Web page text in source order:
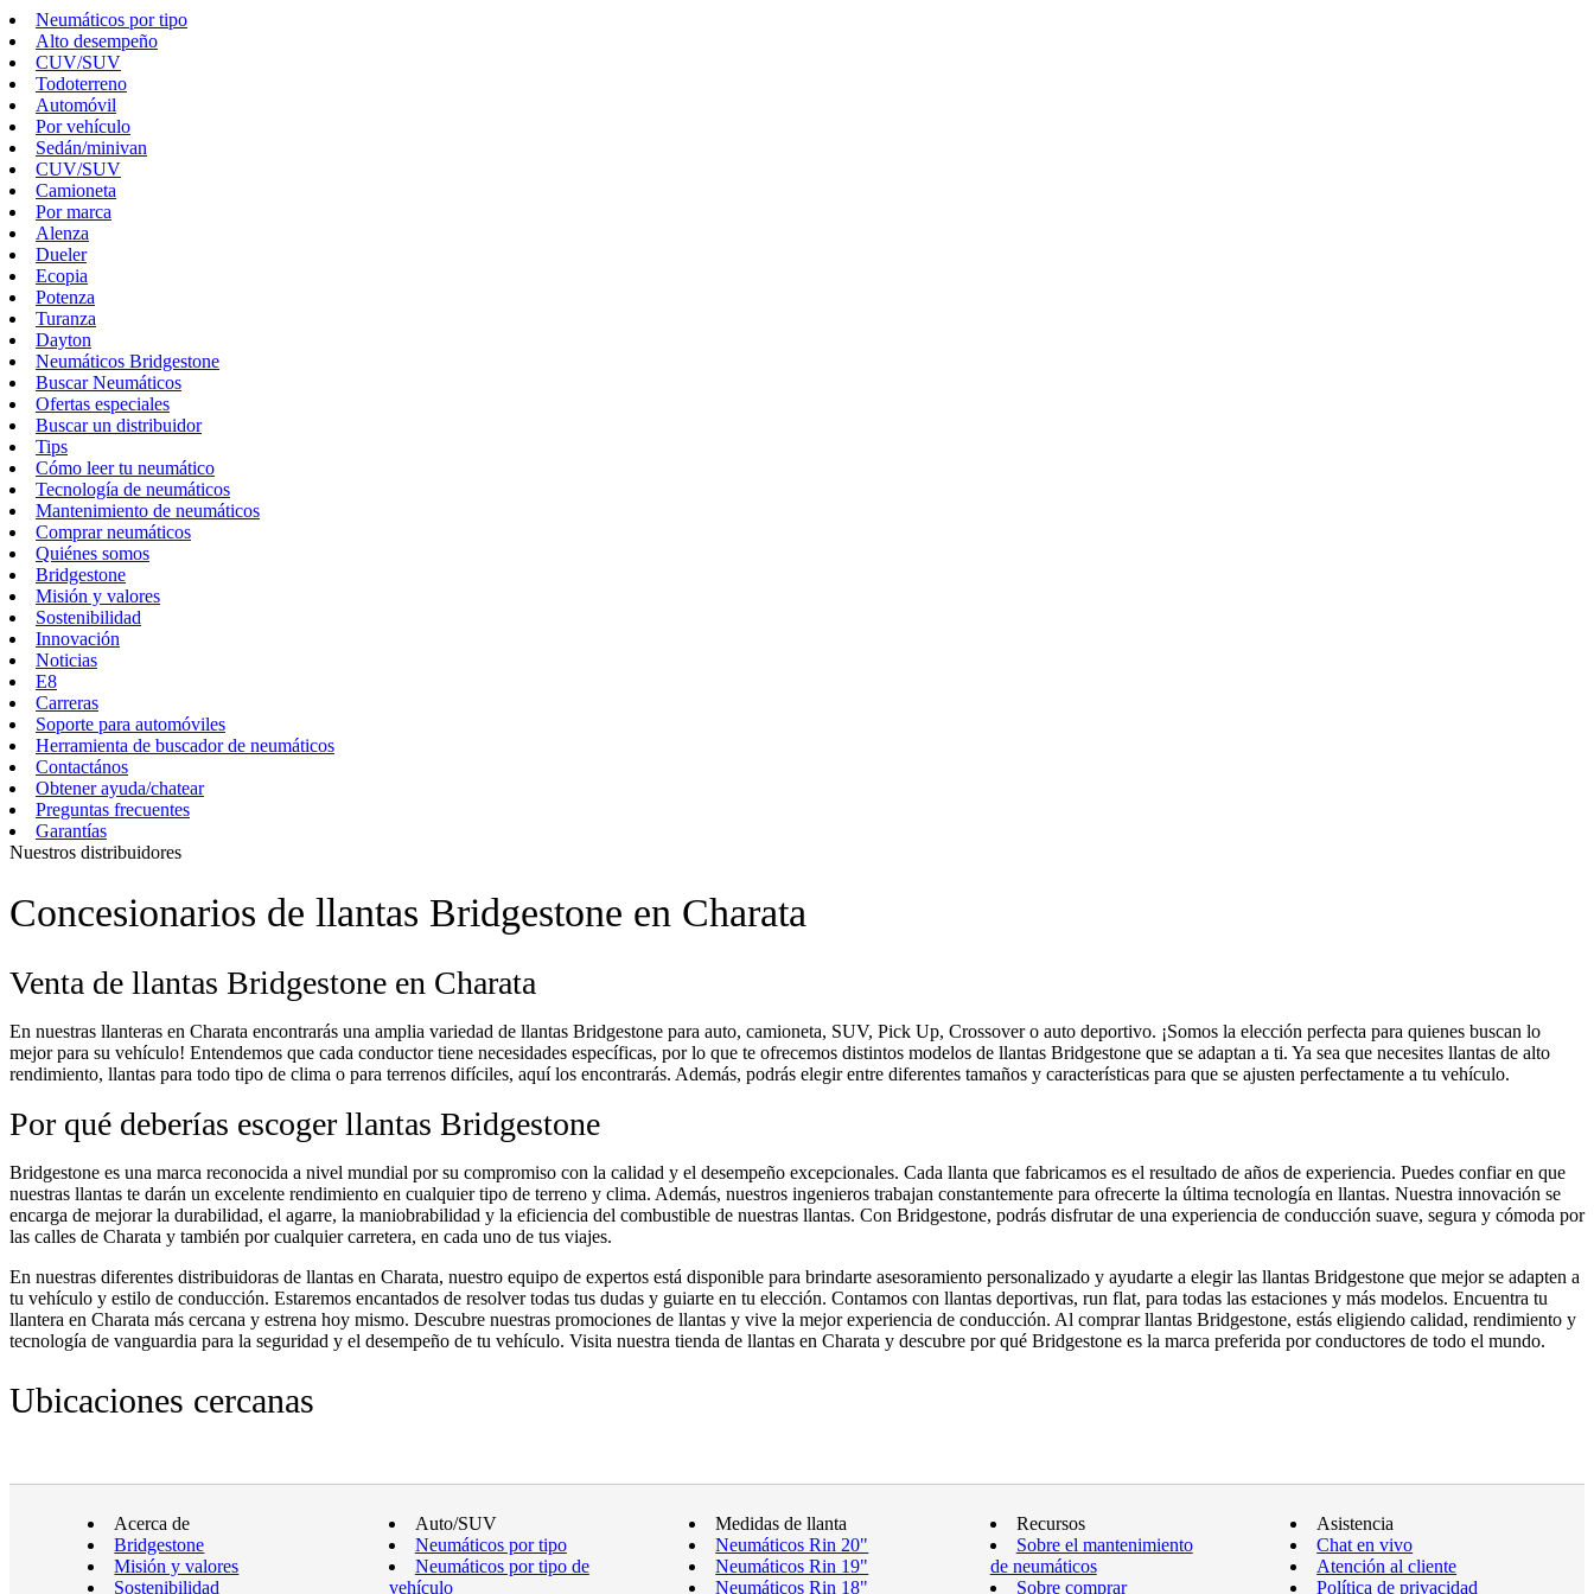
Neumáticos por tipo
Alto desempeño
CUV/SUV
Todoterreno
Automóvil
Por vehículo
Sedán/minivan
CUV/SUV
Camioneta
Por marca
Alenza
Dueler
Ecopia
Potenza
Turanza
Dayton
Neumáticos Bridgestone
Buscar Neumáticos
Ofertas especiales
Buscar un distribuidor
Tips
Cómo leer tu neumático
Tecnología de neumáticos
Mantenimiento de neumáticos
Comprar neumáticos
Quiénes somos
Bridgestone
Misión y valores
Sostenibilidad
Innovación
Noticias
E8
Carreras
Soporte para automóviles
Herramienta de buscador de neumáticos
Contactános
Obtener ayuda/chatear
Preguntas frecuentes
Garantías
Nuestros distribuidores
Concesionarios de llantas Bridgestone en Charata
Venta de llantas Bridgestone en Charata
En nuestras llanteras en Charata encontrarás una amplia variedad de llantas Bridgestone para auto, camioneta, SUV, Pick Up, Crossover o auto deportivo. ¡Somos la elección perfecta para quienes buscan lo
mejor para su vehículo! Entendemos que cada conductor tiene necesidades específicas, por lo que te ofrecemos distintos modelos de llantas Bridgestone que se adaptan a ti. Ya sea que necesites llantas de alto
rendimiento, llantas para todo tipo de clima o para terrenos difíciles, aquí los encontrarás. Además, podrás elegir entre diferentes tamaños y características para que se ajusten perfectamente a tu vehículo.
Por qué deberías escoger llantas Bridgestone
Bridgestone es una marca reconocida a nivel mundial por su compromiso con la calidad y el desempeño excepcionales. Cada llanta que fabricamos es el resultado de años de experiencia. Puedes confiar en que
nuestras llantas te darán un excelente rendimiento en cualquier tipo de terreno y clima. Además, nuestros ingenieros trabajan constantemente para ofrecerte la última tecnología en llantas. Nuestra innovación se
encarga de mejorar la durabilidad, el agarre, la maniobrabilidad y la eficiencia del combustible de nuestras llantas. Con Bridgestone, podrás disfrutar de una experiencia de conducción suave, segura y cómoda por
las calles de Charata y también por cualquier carretera, en cada uno de tus viajes.
En nuestras diferentes distribuidoras de llantas en Charata, nuestro equipo de expertos está disponible para brindarte asesoramiento personalizado y ayudarte a elegir las llantas Bridgestone que mejor se adapten a
tu vehículo y estilo de conducción. Estaremos encantados de resolver todas tus dudas y guiarte en tu elección. Contamos con llantas deportivas, run flat, para todas las estaciones y más modelos. Encuentra tu
llantera en Charata más cercana y estrena hoy mismo. Descubre nuestras promociones de llantas y vive la mejor experiencia de conducción. Al comprar llantas Bridgestone, estás eligiendo calidad, rendimiento y
tecnología de vanguardia para la seguridad y el desempeño de tu vehículo. Visita nuestra tienda de llantas en Charata y descubre por qué Bridgestone es la marca preferida por conductores de todo el mundo.
Ubicaciones cercanas
Acerca de
Bridgestone
Misión y valores
Sostenibilidad
Auto/SUV
Neumáticos por tipo
Neumáticos por tipo de
vehículo
Medidas de llanta
Neumáticos Rin 20"
Neumáticos Rin 19"
Neumáticos Rin 18"
Recursos
Sobre el mantenimiento
de neumáticos
Sobre comprar
Asistencia
Chat en vivo
Atención al cliente
Política de privacidad